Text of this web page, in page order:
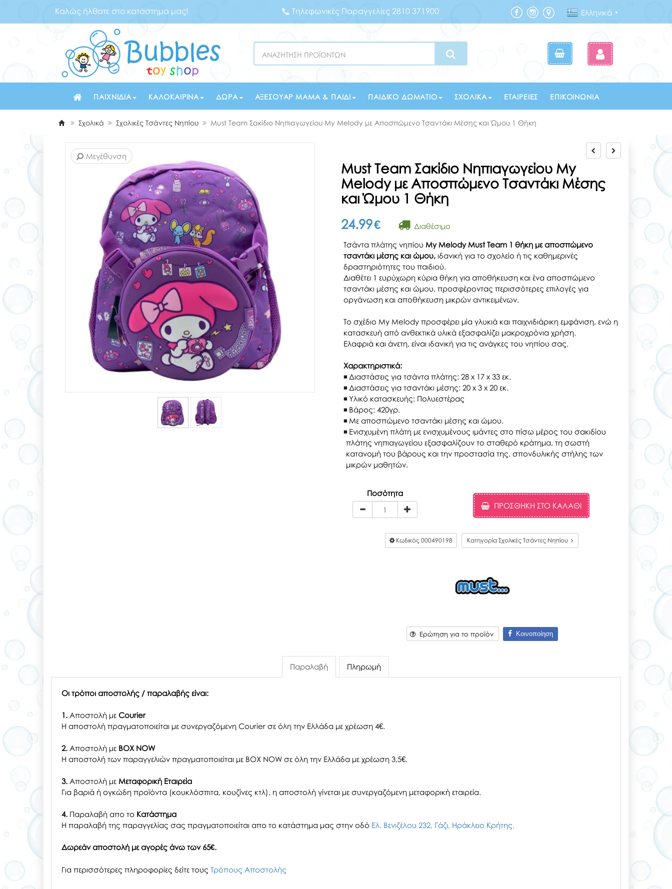
Καλώς ήλθατε στο κατάστημα μας! Τηλεφωνικές Παραγγελίες 2810 371900 Ελληνικά ▼
ΠΑΙΧΝΊΔΙΑ ΚΑΛΟΚΑΙΡΙΝΆ ΔΏΡΑ ΑΞΕΣΟΥΆΡ ΜΑΜΆ & ΠΑΙΔΊ ΠΑΙΔΙΚΌ ΔΩΜΆΤΙΟ ΣΧΟΛΙΚΆ ΕΤΑΙΡΕΊΕΣ ΕΠΙΚΟΙΝΩΝΊΑ
Σχολικά Σχολικές Τσάντες Νηπίου Must Team Σακίδιο Νηπιαγωγείου My Melody με Αποσπώμενο Τσαντάκι Μέσης και Ώμου 1 Θήκη
Μεγέθυνση
Μεγέθυνση
Must Team Σακίδιο Νηπιαγωγείου My
Melody με Αποσπώμενο Τσαντάκι Μέσης
και Ώμου 1 Θήκη
24.99€ Διαθέσιμο
Τσάντα πλάτης νηπίου My Melody Must Team 1 θήκη με αποσπώμενο
τσαντάκι μέσης και ώμου, ιδανική για το σχολείο ή τις καθημερινές
δραστηριότητες του παιδιού.
Διαθέτει 1 ευρύχωρη κύρια θήκη για αποθήκευση και ένα αποσπώμενο
τσαντάκι μέσης και ώμου, προσφέροντας περισσότερες επιλογές για
οργάνωση και αποθήκευση μικρών αντικειμένων.
Το σχέδιο My Melody προσφέρει μία γλυκιά και παιχνιδιάρικη εμφάνιση, ενώ η
κατασκευή από ανθεκτικά υλικά εξασφαλίζει μακροχρόνια χρήση.
Ελαφριά και άνετη, είναι ιδανική για τις ανάγκες του νηπίου σας.
Χαρακτηριστικά:
Διαστάσεις για τσάντα πλάτης: 28 x 17 x 33 εκ.
Διαστάσεις για τσαντάκι μέσης: 20 x 3 x 20 εκ.
Υλικό κατασκευής: Πολυεστέρας
Βάρος: 420γρ.
Με αποσπώμενο τσαντάκι μέσης και ώμου.
Ενισχυμένη πλάτη με ενισχυμένους ιμάντες στο πίσω μέρος του σακιδίου
πλάτης νηπιαγωγείου εξασφαλίζουν το σταθερό κράτημα, τη σωστή
κατανομή του βάρους και την προστασία της. σπονδυλικής στήλης των
μικρών μαθητών.
Ποσότητα
ΠΡΟΣΘΉΚΗ ΣΤΟ ΚΑΛΆΘΙ
Κωδικός 000490198 Κατηγορία Σχολικές Τσάντες Νηπίου
Ερώτηση για το προϊόν Κοινοποίηση
Παραλαβή Πληρωμή
Οι τρόποι αποστολής / παραλαβής είναι:
1. Αποστολή με Courier
Η αποστολή πραγματοποιείται με συνεργαζόμενη Courier σε όλη την Ελλάδα με χρέωση 4€.
2. Αποστολή με BOX NOW
Η αποστολή των παραγγελιών πραγματοποιείται με BOX NOW σε όλη την Ελλάδα με χρέωση 3,5€.
3. Αποστολή με Μεταφορική Εταιρεία
Για βαριά ή ογκώδη προϊόντα (κουκλόσπιτα, κουζίνες κτλ), η αποστολή γίνεται με συνεργαζόμενη μεταφορική εταιρεία.
4. Παραλαβή απο το Κατάστημα
H παραλαβή της παραγγελίας σας πραγματοποιείται απο το κατάστημα μας στην οδό Ελ. Βενιζέλου 232, Γάζι, Ηράκλειο Κρήτης.
Δωρεάν αποστολή με αγορές άνω των 65€.
Για περισσότερες πληροφορίες δείτε τους Τρόπους Αποστολής